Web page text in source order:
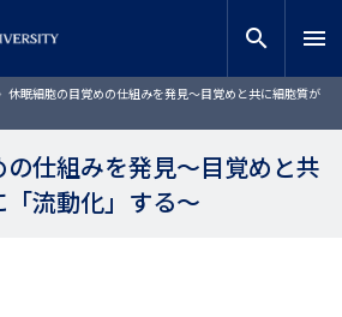
ト内検索
検索
search menu
休眠細胞の目覚めの仕組みを発見〜目覚めと共に細胞質が
仕組みを発見〜目覚めと共
流動化」する〜